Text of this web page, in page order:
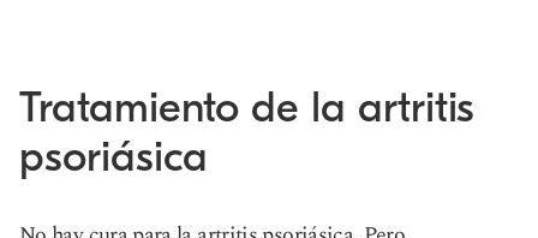
Tratamiento de la artritis
psoriásica